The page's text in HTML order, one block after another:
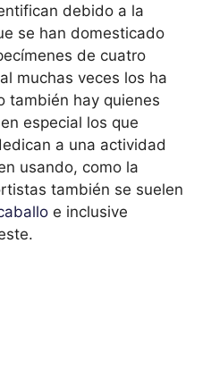
debido a la
se han domesticado
de cuatro
muchas veces los ha
también hay quienes
especial los que
a una actividad
usando, como la
también se suelen
e inclusive